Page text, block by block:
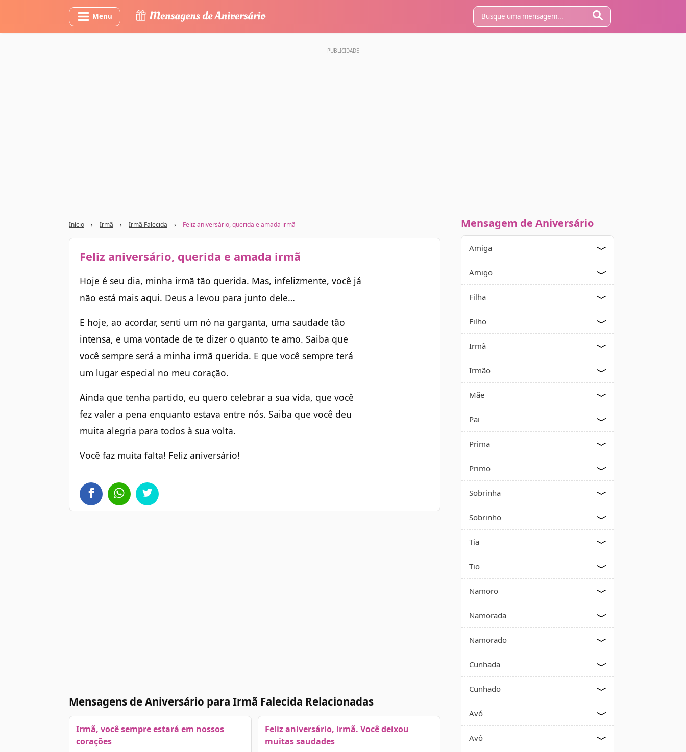
Menu
Início › Irmã › Irmã Falecida › Feliz aniversário, querida e amada irmã
Feliz aniversário, querida e amada irmã
Hoje é seu dia, minha irmã tão querida. Mas, infelizmente, você já
não está mais aqui. Deus a levou para junto dele…
E hoje, ao acordar, senti um nó na garganta, uma saudade tão
intensa, e uma vontade de te dizer o quanto te amo. Saiba que
você sempre será a minha irmã querida. E que você sempre terá
um lugar especial no meu coração.
Ainda que tenha partido, eu quero celebrar a sua vida, que você
fez valer a pena enquanto estava entre nós. Saiba que você deu
muita alegria para todos à sua volta.
Você faz muita falta! Feliz aniversário!
Mensagens de Aniversário para Irmã Falecida Relacionadas
Irmã, você sempre estará em nossos
corações
Feliz aniversário, irmã. Você deixou
muitas saudades
Mensagem de Aniversário
Amiga
Amigo
Filha
Filho
Irmã
Irmão
Mãe
Pai
Prima
Primo
Sobrinha
Sobrinho
Tia
Tio
Namoro
Namorada
Namorado
Cunhada
Cunhado
Avó
Avô